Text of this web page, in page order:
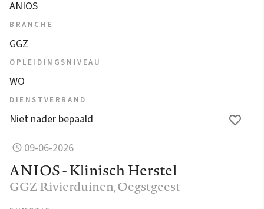
ANIOS
BRANCHE
GGZ
OPLEIDINGSNIVEAU
WO
DIENSTVERBAND
Niet nader bepaald
09-06-2026
ANIOS - Klinisch Herstel
GGZ Rivierduinen, Oegstgeest